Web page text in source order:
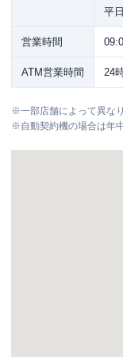
平日
営業時間
ATM営業時間 24
※一部店舗によって異な
※自動契約機の場合は年